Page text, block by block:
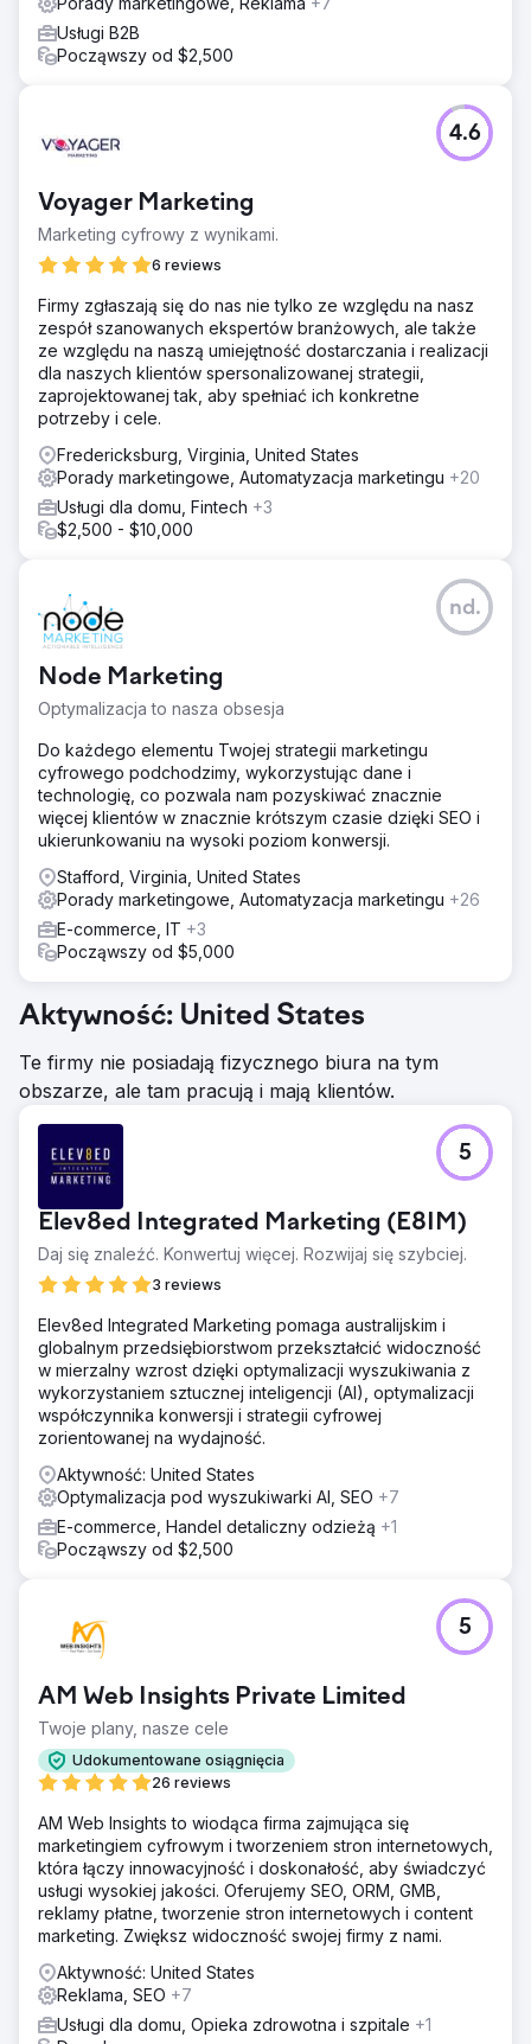
Usługi B2B
Począwszy od $2,500
Voyager Marketing
Marketing cyfrowy z wynikami.
6 reviews
4.6
Firmy zgłaszają się do nas nie tylko ze względu na nasz
zespół szanowanych ekspertów branżowych, ale także
ze względu na naszą umiejętność dostarczania i realizacji
dla naszych klientów spersonalizowanej strategii,
zaprojektowanej tak, aby spełniać ich konkretne
potrzeby i cele.
Fredericksburg, Virginia, United States
Porady marketingowe, Automatyzacja marketingu +20
Usługi dla domu, Fintech +3
$2,500 - $10,000
Node Marketing
Optymalizacja to nasza obsesja
nd.
Do każdego elementu Twojej strategii marketingu
cyfrowego podchodzimy, wykorzystując dane i
technologię, co pozwala nam pozyskiwać znacznie
więcej klientów w znacznie krótszym czasie dzięki SEO i
ukierunkowaniu na wysoki poziom konwersji.
Stafford, Virginia, United States
Porady marketingowe, Automatyzacja marketingu +26
E-commerce, IT +3
Począwszy od $5,000
Aktywność: United States
Te firmy nie posiadają fizycznego biura na tym
obszarze, ale tam pracują i mają klientów.
Elev8ed Integrated Marketing (E8IM)
Daj się znaleźć. Konwertuj więcej. Rozwijaj się szybciej.
3 reviews
5
Elev8ed Integrated Marketing pomaga australijskim i
globalnym przedsiębiorstwom przekształcić widoczność
w mierzalny wzrost dzięki optymalizacji wyszukiwania z
wykorzystaniem sztucznej inteligencji (AI), optymalizacji
współczynnika konwersji i strategii cyfrowej
zorientowanej na wydajność.
Aktywność: United States
Optymalizacja pod wyszukiwarki AI, SEO +7
E-commerce, Handel detaliczny odzieżą +1
Począwszy od $2,500
AM Web Insights Private Limited
Twoje plany, nasze cele
Udokumentowane osiągnięcia
26 reviews
5
AM Web Insights to wiodąca firma zajmująca się
marketingiem cyfrowym i tworzeniem stron internetowych,
która łączy innowacyjność i doskonałość, aby świadczyć
usługi wysokiej jakości. Oferujemy SEO, ORM, GMB,
reklamy płatne, tworzenie stron internetowych i content
marketing. Zwiększ widoczność swojej firmy z nami.
Aktywność: United States
Reklama, SEO +7
Usługi dla domu, Opieka zdrowotna i szpitale +1